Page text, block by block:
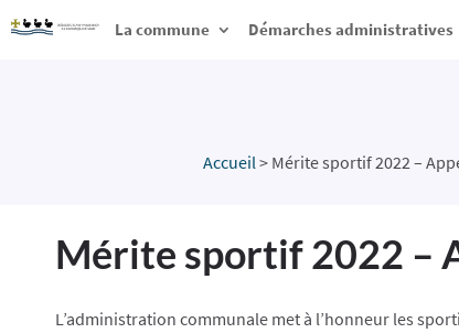
La commune Démarches administratives
Accueil > Mérite sportif 2022 –
Mérite sportif 2022 –
L’administration communale met à l’honneur les